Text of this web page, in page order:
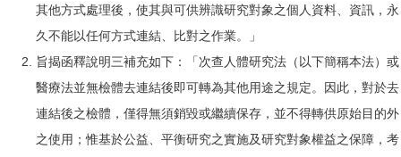
其他方式處理後，使其與可供辨識研究對象之個人資料、資訊，永
久不能以任何方式連結、比對之作業。」
旨揭函釋說明三補充如下：「次查人體研究法（以下簡稱本法）或
醫療法並無檢體去連結後即可轉為其他用途之規定。因此，對於去
連結後之檢體，僅得無須銷毀或繼續保存，並不得轉供原始目的外
之使用；惟基於公益、平衡研究之實施及研究對象權益之保障，考